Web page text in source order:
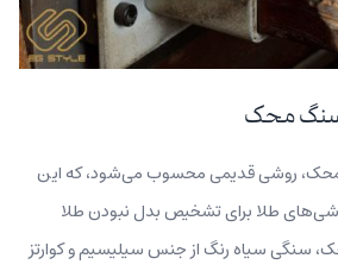
سنگ محک
روشی قدیمی محسوب می‌شود، که این
طلا برای تشخیص بدل نبودن طلا
سنگی سیاه رنگ از جنس سیلیسیم و کوارتز